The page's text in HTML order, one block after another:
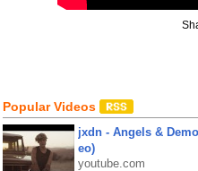
Popular Videos
jxdn - Angels &
eo)
youtube.com